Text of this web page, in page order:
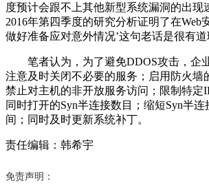
度预计会跟不上其他新型系统漏洞的出现
2016年第四季度的研究分析证明了在Web
做好准备应对意外情况’这句老话是很有道
笔者认为，为了避免DDOS攻击，企
注意及时关闭不必要的服务；启用防火墙
禁止对主机的非开放服务访问；限制特定
同时打开的Syn半连接数目；缩短Syn半连
间；同时及时更新系统补丁。
责任编辑：韩希宇
免责声明：